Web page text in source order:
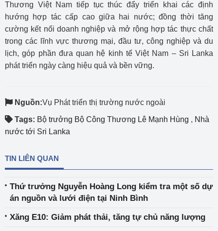
Thương Việt Nam tiếp tục thúc đẩy triển khai các định
hướng hợp tác cấp cao giữa hai nước; đồng thời tăng
cường kết nối doanh nghiệp và mở rộng hợp tác thực chất
trong các lĩnh vực thương mại, đầu tư, công nghiệp và du
lịch, góp phần đưa quan hệ kinh tế Việt Nam – Sri Lanka
phát triển ngày càng hiệu quả và bền vững.
Nguồn:Vụ Phát triển thị trường nước ngoài
Tags: Bộ trưởng Bộ Công Thương Lê Mạnh Hùng , Nhà
nước tới Sri Lanka
TIN LIÊN QUAN
Thứ trưởng Nguyễn Hoàng Long kiểm tra một số dự
án nguồn và lưới điện tại Ninh Bình
Xăng E10: Giảm phát thải, tăng tự chủ năng lượng